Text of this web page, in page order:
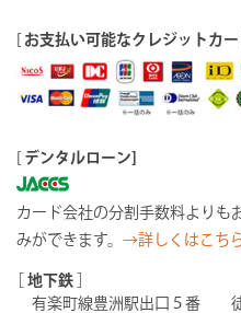
お支払い可能なクレジットカ
デンタルローン]
カード会社の分割手数料よりも
みができます。 →詳しくはこち
地下鉄
有楽町線豊洲駅出口５番